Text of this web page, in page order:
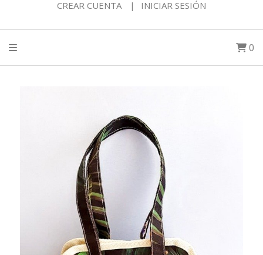
CREAR CUENTA INICIAR SESIÓN
0